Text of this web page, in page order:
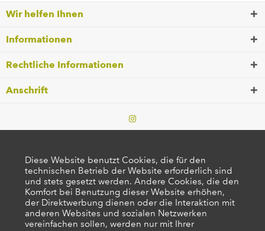
Wir helfen Ihnen
Informationen
Rechtliche Informationen
Anschrift
Diese Website benutzt Cookies, die für den
technischen Betrieb der Website erforderlich sind
und stets gesetzt werden. Andere Cookies, die den
Komfort bei Benutzung dieser Website erhöhen,
der Direktwerbung dienen oder die Interaktion mit
anderen Websites und sozialen Netzwerken
vereinfachen sollen, werden nur mit Ihrer